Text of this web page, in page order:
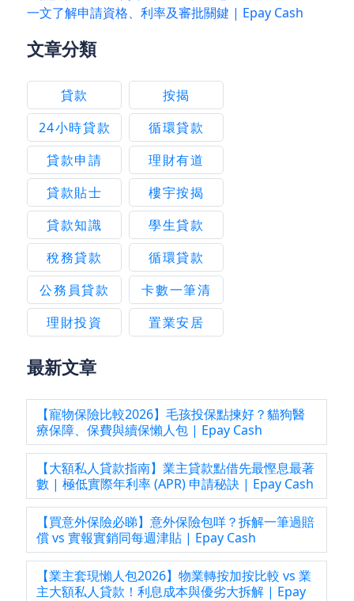
一文了解申請資格、利率及審批關鍵 | Epay Cash
文章分類
貸款
按揭
24小時貸款
循環貸款
貸款申請
理財有道
貸款貼士
樓宇按揭
貸款知識
學生貸款
稅務貸款
循環貸款
公務員貸款
卡數一筆清
理財投資
置業安居
最新文章
【寵物保險比較2026】毛孩投保點揀好？貓狗醫
療保障、保費與續保懶人包 | Epay Cash
【大額私人貸款指南】業主貸款點借先最慳息最著
數 | 極低實際年利率 (APR) 申請秘訣 | Epay Cash
【買意外保險必睇】意外保險包咩？拆解一筆過賠
償 vs 實報實銷同每週津貼 | Epay Cash
【業主套現懶人包2026】物業轉按加按比較 vs 業
主大額私人貸款！利息成本與優劣大拆解 | Epay